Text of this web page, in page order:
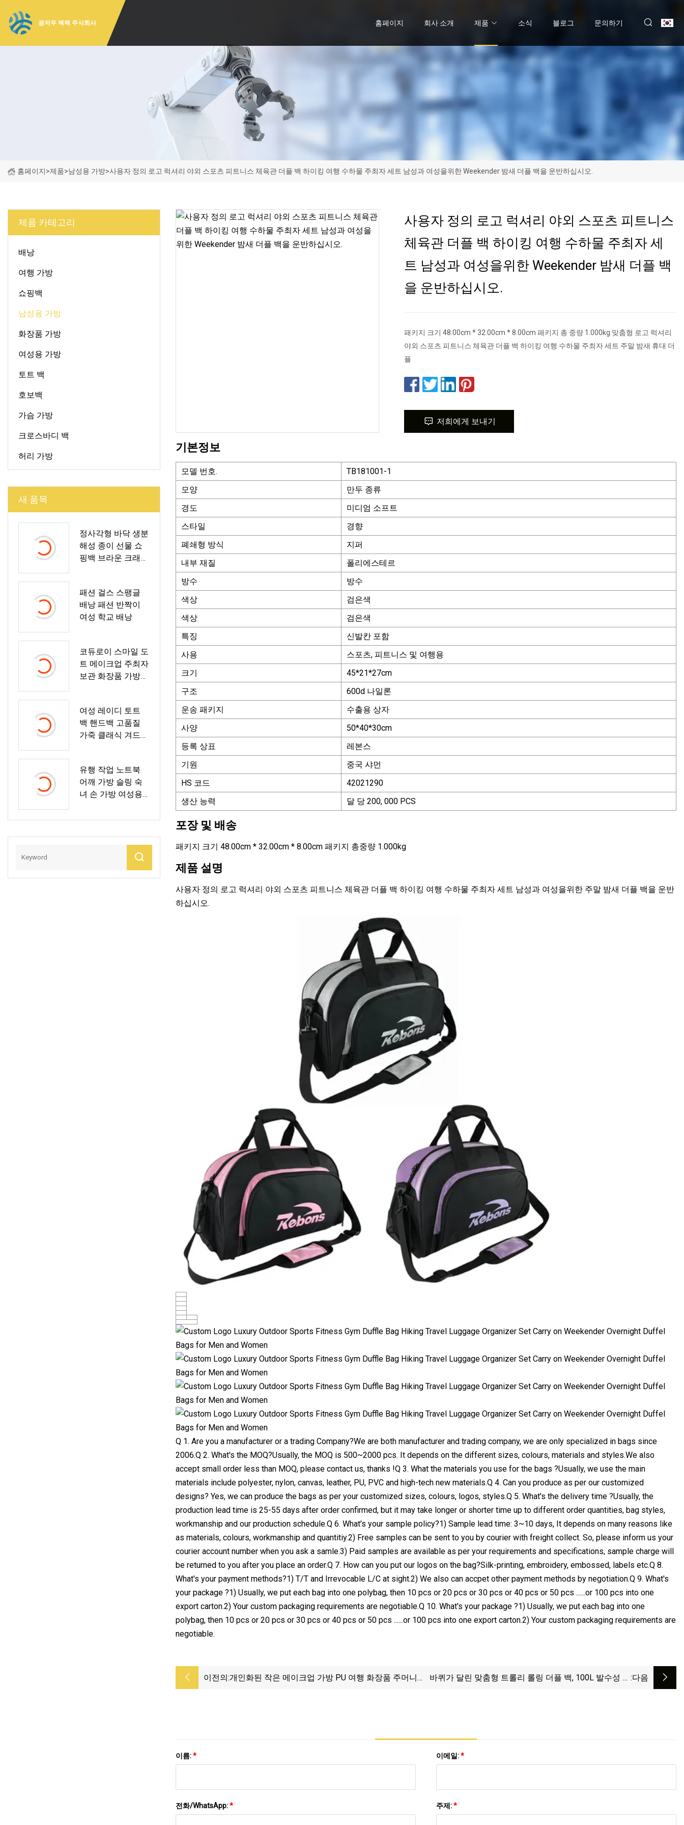
광저우 백팩 주식회사 홈페이지 회사 소개 제품 소식 블로그 문의하기
홈페이지>제품>남성용 가방>사용자 정의 로고 럭셔리 야외 스포츠 피트니스 체육관 더플 백 하이킹 여행 수하물 주최자 세트 남성과 여성을위한 Weekender 밤새 더플 백을 운반하십시오.
제품 카테고리
배낭
여행 가방
쇼핑백
남성용 가방
화장품 가방
여성용 가방
토트 백
호보백
가슴 가방
크로스바디 백
허리 가방
새 품목
정사각형 바닥 생분
해성 종이 선물 쇼
핑백 브라운 크래프
패션 걸스 스팽글
배낭 패션 반짝이
여성 학교 배낭
코듀로이 스마일 도
트 메이크업 주최자
보관 화장품 가방
여성 레이디 토트
백 핸드백 고품질
가죽 클래식 겨드랑
유행 작업 노트북
어깨 가방 슬링 숙
녀 손 가방 여성용
사용자 정의 로고 럭셔리 야외 스포츠 피트니스
체육관 더플 백 하이킹 여행 수하물 주최자 세
트 남성과 여성을위한 Weekender 밤새 더플 백
을 운반하십시오.
패키지 크기 48.00cm * 32.00cm * 8.00cm 패키지 총 중량 1.000kg 맞춤형 로고 럭셔리
야외 스포츠 피트니스 체육관 더플 백 하이킹 여행 수하물 주최자 세트 주말 밤새 휴대 더
플
저희에게 보내기
기본정보
모델 번호.
TB181001-1
모양
만두 종류
경도
미디엄 소프트
스타일
경향
폐쇄형 방식
지퍼
내부 재질
폴리에스테르
방수
방수
색상
검은색
색상
검은색
특징
신발칸 포함
사용
스포츠, 피트니스 및 여행용
크기
45*21*27cm
구조
600d 나일론
운송 패키지
수출용 상자
사양
50*40*30cm
등록 상표
레본스
기원
중국 샤먼
HS 코드
42021290
생산 능력
달 당 200, 000 PCS
포장 및 배송
패키지 크기 48.00cm * 32.00cm * 8.00cm 패키지 총중량 1.000kg
제품 설명
사용자 정의 로고 럭셔리 야외 스포츠 피트니스 체육관 더플 백 하이킹 여행 수하물 주최자 세트 남성과 여성을위한 주말 밤새 더플 백을 운반
하십시오.
Q 1. Are you a manufacturer or a trading Company?We are both manufacturer and trading company, we are only specialized in bags since
2006.Q 2. What's the MOQ?Usually, the MOQ is 500~2000 pcs. It depends on the different sizes, colours, materials and styles.We also
accept small order less than MOQ, please contact us, thanks !Q 3. What the materials you use for the bags ?Usually, we use the main
materials include polyester, nylon, canvas, leather, PU, PVC and high-tech new materials.Q 4. Can you produce as per our customized
designs? Yes, we can produce the bags as per your customized sizes, colours, logos, styles.Q 5. What's the delivery time ?Usually, the
production lead time is 25-55 days after order confirmed, but it may take longer or shorter time up to different order quantities, bag styles,
workmanship and our production schedule.Q 6. What's your sample policy?1) Sample lead time: 3~10 days, It depends on many reasons like
as materials, colours, workmanship and quantitiy.2) Free samples can be sent to you by courier with freight collect. So, please inform us your
courier account number when you ask a samle.3) Paid samples are available as per your requirements and specifications, sample charge will
be returned to you after you place an order.Q 7. How can you put our logos on the bag?Silk-printing, embroidery, embossed, labels etc.Q 8.
What's your payment methods?1) T/T and Irrevocable L/C at sight.2) We also can accpet other payment methods by negotiation.Q 9. What's
your package ?1) Usually, we put each bag into one polybag, then 10 pcs or 20 pcs or 30 pcs or 40 pcs or 50 pcs ......or 100 pcs into one
export carton.2) Your custom packaging requirements are negotiable.Q 10. What's your package ?1) Usually, we put each bag into one
polybag, then 10 pcs or 20 pcs or 30 pcs or 40 pcs or 50 pcs ......or 100 pcs into one export carton.2) Your custom packaging requirements are
negotiable.
이전의:개인화된 작은 메이크업 가방 PU 여행 화장품 주머니
바퀴가 달린 맞춤형 트롤리 롤링 더플 백, 100L 발수성 대 :다음
이름:* 이메일:*
전화/WhatsApp:* 주제:*